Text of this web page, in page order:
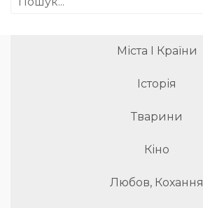
Міста І Країни
Історія
Тварини
Кіно
Любов, Кохання